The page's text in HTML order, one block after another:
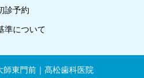
診予約
準について
東門前｜髙松歯科医院